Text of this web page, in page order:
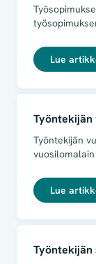
ellei ehdoista
ehdoista
työtehtävistä
Lue
Työntekijän
yleensä
pidempiä
Lue